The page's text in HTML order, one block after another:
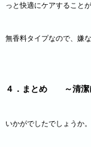
っと快適にケアすることが
無香料タイプなので、嫌
４．まとめ ～清潔
いかがでしたでしょうか。